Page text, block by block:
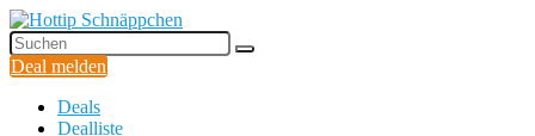
Deal melden
Deals
Dealliste